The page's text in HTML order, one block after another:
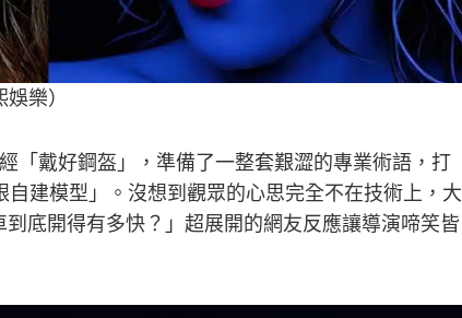
樂）
「戴好鋼盔」，準備了一整套艱澀的專業術語，打
建模型」。沒想到觀眾的心思完全不在技術上，大
底開得有多快？」超展開的網友反應讓導演啼笑皆